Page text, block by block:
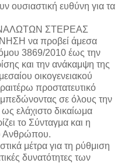
ουσιαστική ευθύνη για τα
ΣΤΕΡΕΑΣ
να προβεί άμεσα
3869/2010 έως την
και την ανάκαμψη της
οικογενειακού
προστατευτικό
σε όλους την
ελάχιστο δικαίωμα
το Σύνταγμα και η
Ανθρώπου.
μέτρα για τη ρύθμιση
δυνατότητες των